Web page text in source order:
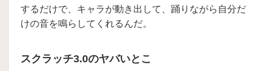
するだけで、キャラが動き出して、踊りながら自分だ
けの音を鳴らしてくれるんだ。
スクラッチ3.0のヤバいとこ